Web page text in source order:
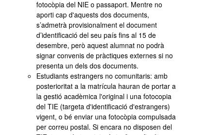
fotocòpia del NIE o passaport. Mentre no
aporti cap d'aquests dos documents,
s’admetrà provisionalment el document
d’identificació del seu país fins al 15 de
desembre, però aquest alumnat no podrà
signar convenis de pràctiques externes si no
presenta un dels dos documents.
Estudiants estrangers no comunitaris: amb
posterioritat a la matrícula hauran de portar a
la gestió acadèmica l'original i una fotocopia
del TIE (targeta d'identificació d'estrangers)
vigent, o bé enviar una fotocòpia compulsada
per correu postal. Si encara no disposen del